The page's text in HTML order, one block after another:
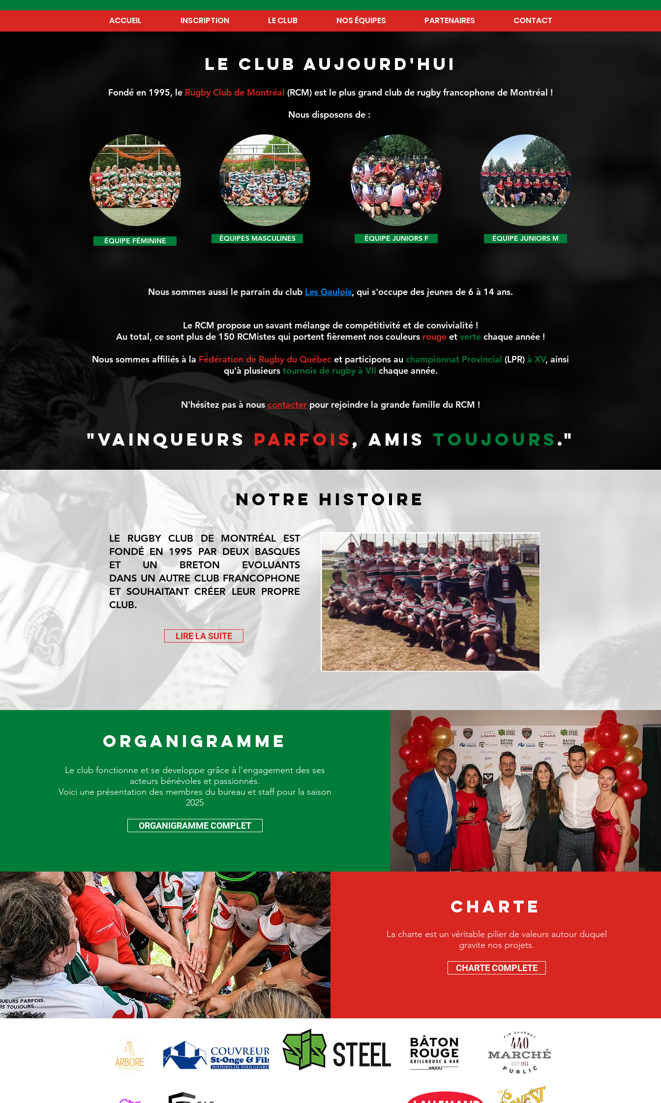
ACCUEIL INSCRIPTION LE CLUB NOS ÉQUIPES PARTENAIRES CONTACT
LE CLUB AUJOURD'hui
Fondé en 1995, le Rugby Club de Montréal (RCM) est le plus grand club de rugby francophone de Montréal !
Nous disposons de :
Nous sommes aussi le parrain du club Les Gaulois, qui s'occupe des jeunes de 6 à 14 ans.
Le RCM propose un savant mélange de compétitivité et de convivialité !
Au total, ce sont plus de 150 RCMistes qui portent fièrement nos couleurs rouge et verte chaque année !
Nous sommes affiliés à la Fédération de Rugby du Québec et participons au championnat Provincial (LPR) à XV, ainsi
qu'à plusieurs tournois de rugby à VII chaque année.
N'hésitez pas à nous contacter pour rejoindre la grande famille du RCM !
ÉQUIPE FÉMININE ÉQUIPES MASCULINES ÉQUIPE JUNIORS M
ÉQUIPE JUNIORS F
"VAINQUEURS PARFOIS, AMIS TOUJOURS."
NOTRE HISTOIRE
LE RUGBY CLUB DE MONTRÉAL EST
FONDÉ EN 1995 PAR DEUX BASQUES
ET UN BRETON EVOLUANTS
DANS UN AUTRE CLUB FRANCOPHONE
ET SOUHAITANT CRÉER LEUR PROPRE
CLUB.
LIRE LA SUITE
ORGANIGRAMME
Le club fonctionne et se developpe grâce à l'engagement des ses
acteurs bénévoles et passionnés.
Voici une présentation des membres du bureau et staff pour la saison
2025
ORGANIGRAMME COMPLET
charte
La charte est un véritable pilier de valeurs autour duquel
gravite nos projets.
CHARTE COMPLETE